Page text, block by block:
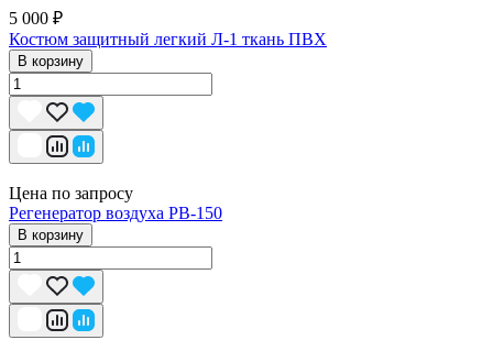
5 000 ₽
Костюм защитный легкий Л-1 ткань ПВХ
В корзину
Цена по запросу
Регенератор воздуха РВ-150
В корзину